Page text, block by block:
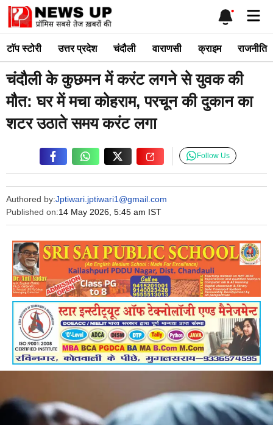
Skip
content
टाॅप स्टोरी उत्तर प्रदेश चंदौली वाराणसी क्राइम राजनीति
चंदौली के कुछमन में करंट लगने से युवक की
मौत: घर में मचा कोहराम, परचून की दुकान का
शटर उठाते समय करंट लगा
Authored by:Jptiwari.jptiwari1@gmail.com
Published on:14 May 2026, 5:45 am IST
Follow Us